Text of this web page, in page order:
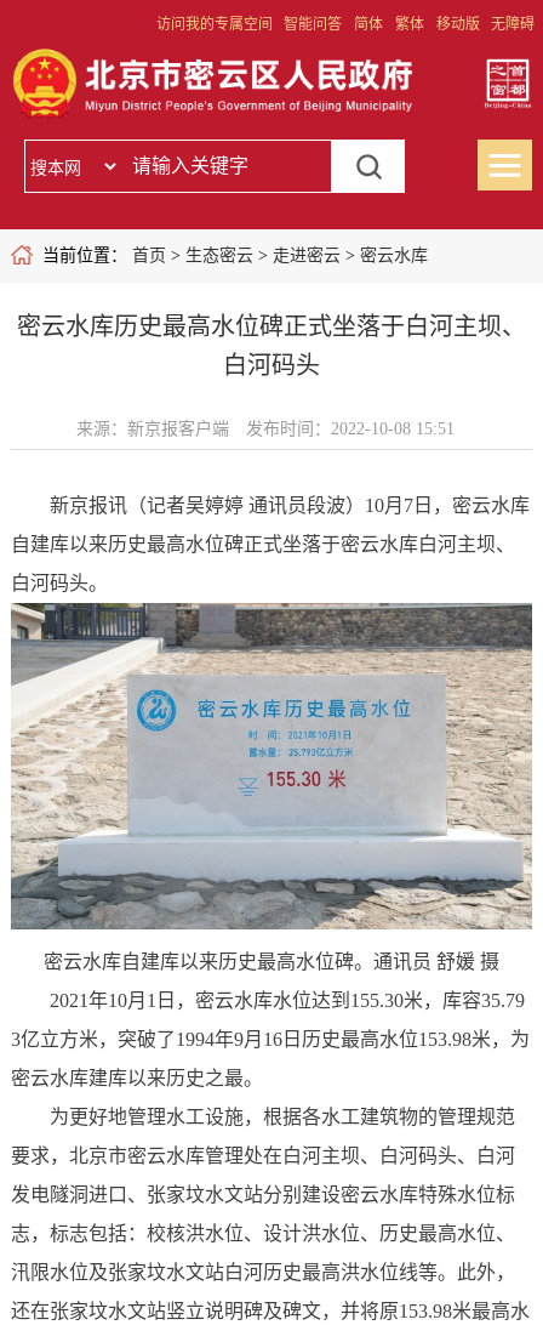
访问我的专属空间 智能问答 简体 繁体 移动版 无障碍
当前位置： 首页 > 生态密云> 走进密云> 密云水库
密云水库历史最高水位碑正式坐落于白河主坝、
白河码头
来源：新京报客户端 发布时间：2022-10-08 15:51
新京报讯（记者吴婷婷 通讯员段波）10月7日，密云水库
自建库以来历史最高水位碑正式坐落于密云水库白河主坝、
白河码头。
密云水库自建库以来历史最高水位碑。通讯员 舒媛 摄
2021年10月1日，密云水库水位达到155.30米，库容35.79
3亿立方米，突破了1994年9月16日历史最高水位153.98米，为
密云水库建库以来历史之最。
为更好地管理水工设施，根据各水工建筑物的管理规范
要求，北京市密云水库管理处在白河主坝、白河码头、白河
发电隧洞进口、张家坟水文站分别建设密云水库特殊水位标
志，标志包括：校核洪水位、设计洪水位、历史最高水位、
汛限水位及张家坟水文站白河历史最高洪水位线等。此外，
还在张家坟水文站竖立说明碑及碑文，并将原153.98米最高水